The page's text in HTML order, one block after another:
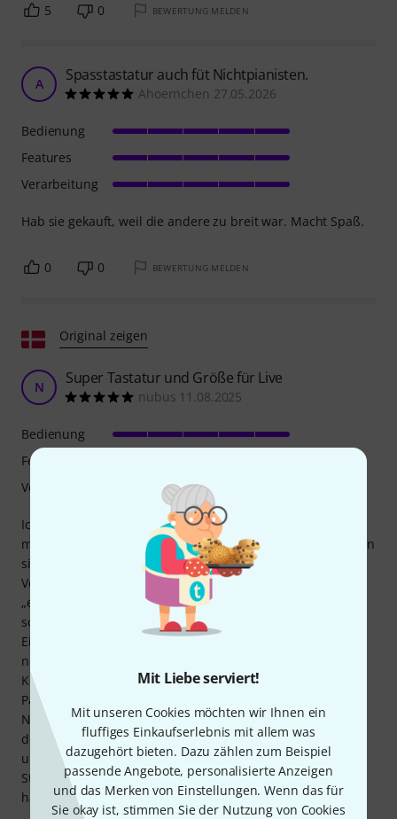
Mit Liebe serviert!
Mit unseren Cookies möchten wir Ihnen ein
fluffiges Einkaufserlebnis mit allem was
dazugehört bieten. Dazu zählen zum Beispiel
passende Angebote, personalisierte Anzeigen
und das Merken von Einstellungen. Wenn das für
Sie okay ist, stimmen Sie der Nutzung von Cookies
5 0 BEWERTUNG MELDEN
A Spasstastatur auch füt Nichtpianisten.
Ahoernchen 27.05.2026
Hab sie gekauft, weil die andere zu breit war. Macht Spaß.
Bedienung
Features
Verarbeitung
0 0 BEWERTUNG MELDEN
Original zeigen
N Super Tastatur und Größe für Live
nubus 11.08.2025
Ich habe es für den Live-Einsatz mit Logic Pro gekauft, da
mein RD-2000 groß und schwer zu schleppen ist. Die Tasten
sind bequem, leise und gut gewichtet. Wirklich gute
Verarbeitungsqualität. Es fühlt sich so nah an einem
„echten“ Klavier an, wie ich es nur kann, ohne wesentlich
schwerere Hardware. Die 73 Tasten sind ideal für Live-
Einsätze und kleinere Bühnen, und es passt tatsächlich
noch in eine Tasche mit 61 Tasten (Gator). Es ist kein
Keyboard mit vielen zusätzlichen Controllern wie Drum-
Pads, Orgelregistern usw. Andererseits sind Display und
Navigation gut durchdacht und die beiden Joysticks sind in
der Praxis intuitiv. MIDI 2.0 funktioniert gut mit Logic Pro
und ich verwende es live. Updates gibt es häufig und
StudioLogic hat schnell geantwortet, wenn ich eine Frage
hatte.
Bedienung
Features
Verarbeitung